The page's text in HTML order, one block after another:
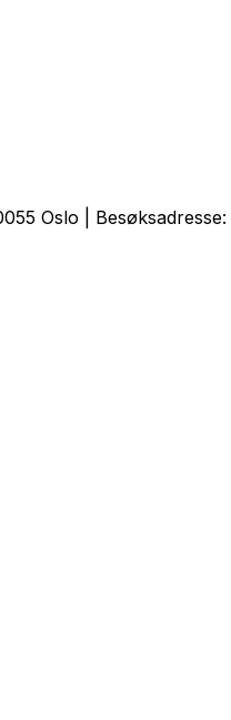
Oslo |